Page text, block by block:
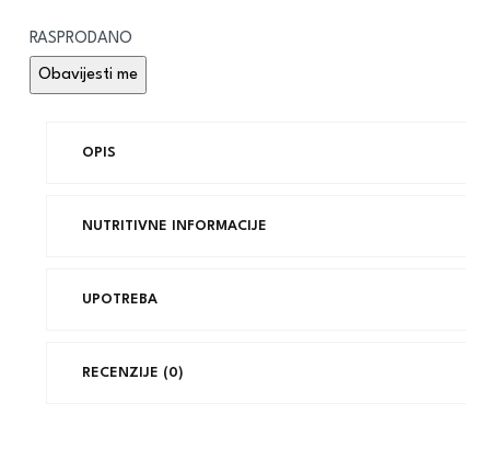
RASPRODANO
OPIS
NUTRITIVNE INFORMACIJE
UPOTREBA
RECENZIJE (0)